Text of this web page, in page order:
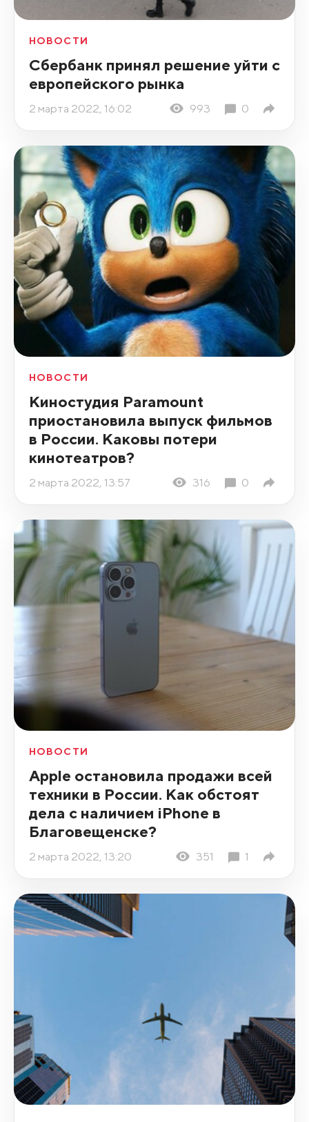
НОВОСТИ
Сбербанк принял решение уйти с
европейского рынка
2 марта 2022, 16:02 993 0
НОВОСТИ
Киностудия Paramount
приостановила выпуск фильмов
в России. Каковы потери
кинотеатров?
2 марта 2022, 13:57 316 0
НОВОСТИ
Apple остановила продажи всей
техники в России. Как обстоят
дела с наличием iPhone в
Благовещенске?
2 марта 2022, 13:20 351 1